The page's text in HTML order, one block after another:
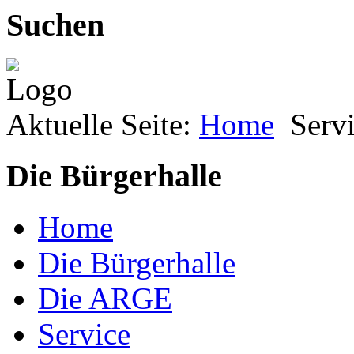
Suchen
Aktuelle Seite: Home
Die Bürgerhalle
Home
Die Bürgerhalle
Die ARGE
Service